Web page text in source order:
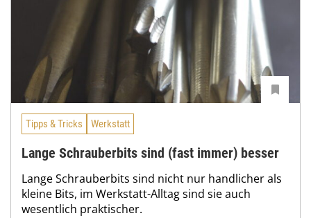
Tipps & Tricks Werkstatt
Lange Schrauberbits sind (fast immer) besser
Lange Schrauberbits sind nicht nur handlicher als
kleine Bits, im Werkstatt-Alltag sind sie auch
wesentlich praktischer.